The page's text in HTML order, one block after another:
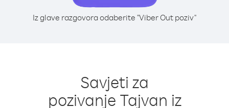
Iz glave razgovora odaberite "Viber Out poziv"
Savjeti za
pozivanje Tajvan iz